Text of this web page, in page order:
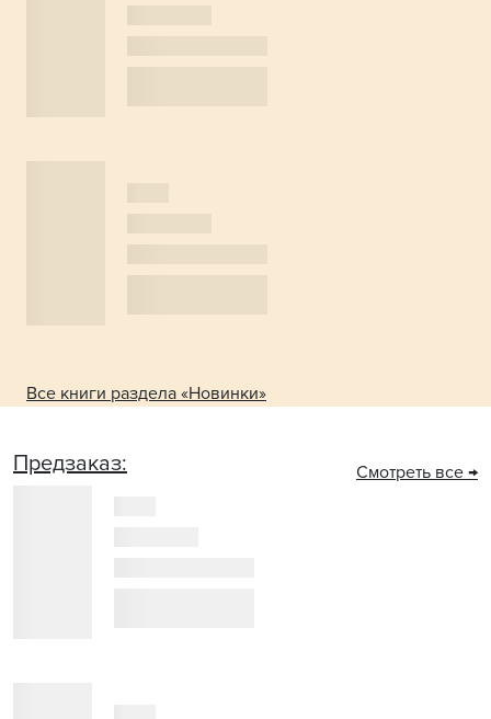
Все книги раздела «Новинки»
Предзаказ: Смотреть все →